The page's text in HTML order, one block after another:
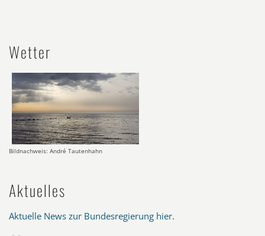
Wetter
Bildnachweis: André Tautenhahn
Aktuelles
Aktuelle News zur Bundesregierung hier.